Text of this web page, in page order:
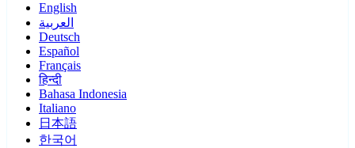
English
العربية
Deutsch
Español
Français
हिन्दी
Bahasa Indonesia
Italiano
日本語
한국어